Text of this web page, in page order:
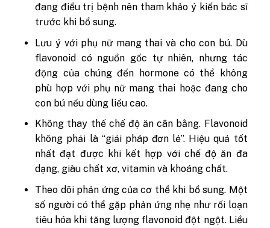
đang điều trị bệnh nên tham khảo ý kiến bác sĩ
trước khi bổ sung.
Lưu ý với phụ nữ mang thai và cho con bú.Dù
flavonoid có nguồn gốc tự nhiên, nhưng tác
động của chúng đến hormone có thể không
phù hợp với phụ nữ mang thai hoặc đang cho
con bú nếu dùng liều cao.
Không thay thế chế độ ăn cân bằng. Flavonoid
không phải là “giải pháp đơn lẻ”. Hiệu quả tốt
nhất đạt được khi kết hợp với chế độ ăn đa
dạng, giàu chất xơ, vitamin và khoáng chất.
Theo dõi phản ứng của cơ thể khi bổ sung. Một
số người có thể gặp phản ứng nhẹ như rối loạn
tiêu hóa khi tăng lượng flavonoid đột ngột. Liều